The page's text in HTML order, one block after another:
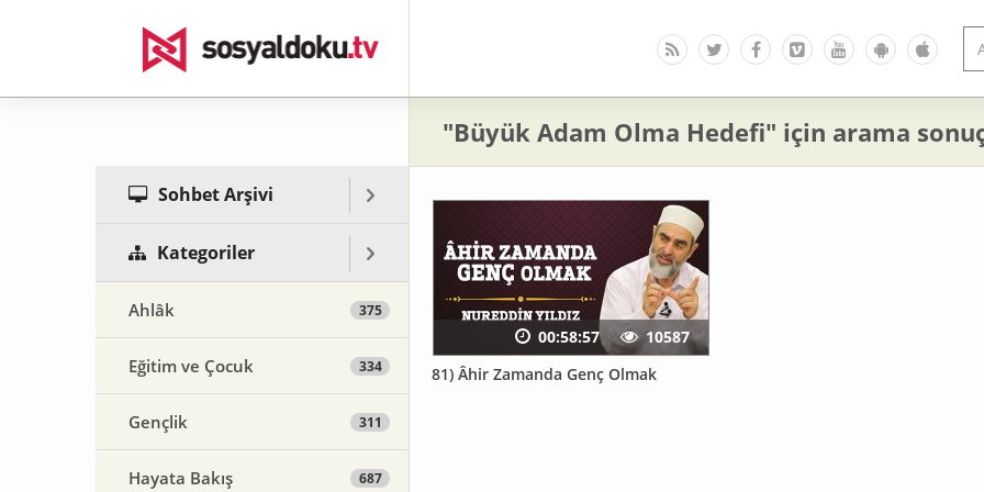
Sohbet Arşivi
Kategoriler
Ahlâk 375
Eğitim ve Çocuk 334
Gençlik 311
Hayata Bakış 687
"Büyük Adam Olma Hedefi" için arama
81) Âhir Zamanda Genç Olmak
00:58:57 10587